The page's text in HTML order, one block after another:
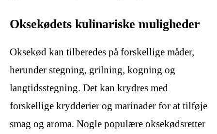
Oksekødets kulinariske muligheder
Oksekød kan tilberedes på forskellige måder,
herunder stegning, grilning, kogning og
langtidsstegning. Det kan krydres med
forskellige krydderier og marinader for at tilføje
smag og aroma. Nogle populære oksekødsretter